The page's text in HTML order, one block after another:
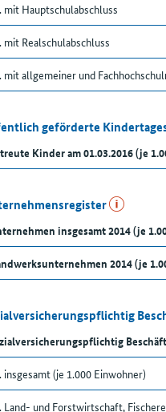
mit Hauptschulabschluss
mit Realschulabschluss
mit allgemeiner und
geförderte
Kinder am 01.03.2016 (je
insgesamt 2014 (je
2014 (je
insgesamt (je 1.000 Einwohner)
Land- und Forstwirtschaft,